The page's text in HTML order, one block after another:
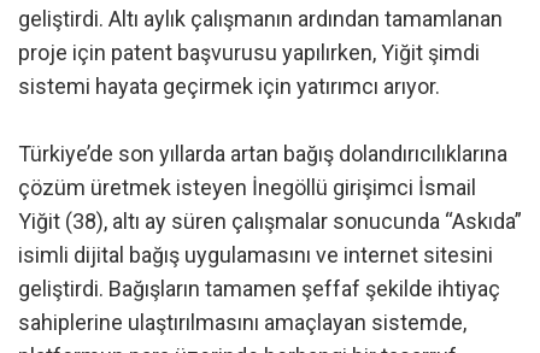
geliştirdi. Altı aylık çalışmanın ardından tamamlanan
proje için patent başvurusu yapılırken, Yiğit şimdi
sistemi hayata geçirmek için yatırımcı arıyor.
Türkiye’de son yıllarda artan bağış dolandırıcılıklarına
çözüm üretmek isteyen İnegöllü girişimci İsmail
Yiğit (38), altı ay süren çalışmalar sonucunda “Askıda”
isimli dijital bağış uygulamasını ve internet sitesini
geliştirdi. Bağışların tamamen şeffaf şekilde ihtiyaç
sahiplerine ulaştırılmasını amaçlayan sistemde,